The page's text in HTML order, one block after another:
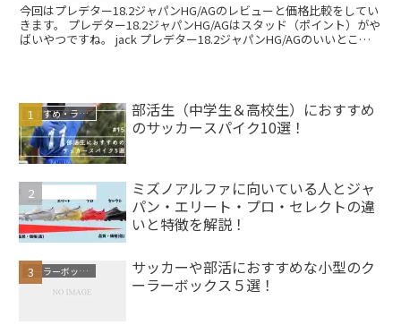
今回はプレデター18.2ジャパンHG/AGのレビューと価格比較をしてい
きます。 プレデター18.2ジャパンHG/AGはスタッド（ポイント）がや
ばいやつですね。 jack プレデター18.2ジャパンHG/AGのいいところ
おすすめ・ランキング
部活生（中学生＆高校生）におすすめ
のサッカースパイク10選！
ミズノアルファに向いている人とジャ
パン・エリート・プロ・セレクトの違
いと特徴を解説！
クーラーボックス
サッカーや部活におすすめな小型のク
ーラーボックス５選！